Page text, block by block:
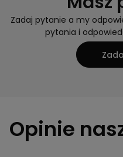
Zadaj pytanie a my
pytania i
Opinie